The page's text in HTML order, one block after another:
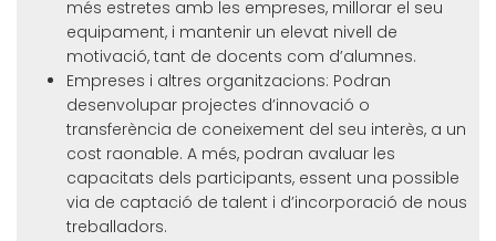
més estretes amb les empreses, millorar el seu
equipament, i mantenir un elevat nivell de
motivació, tant de docents com d’alumnes.
Empreses i altres organitzacions: Podran
desenvolupar projectes d’innovació o
transferència de coneixement del seu interès, a un
cost raonable. A més, podran avaluar les
capacitats dels participants, essent una possible
via de captació de talent i d’incorporació de nous
treballadors.